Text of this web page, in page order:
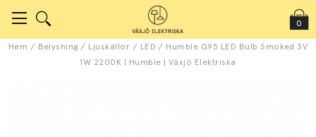
0
Hem / Belysning / Ljuskällor / LED / Humble G95 LED Bulb Smoked 3V
1W 2200K | Humble | Växjö Elektriska